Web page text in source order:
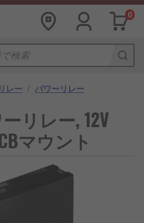
0
リレー / パワーリレー
リレー, 12V
マウント